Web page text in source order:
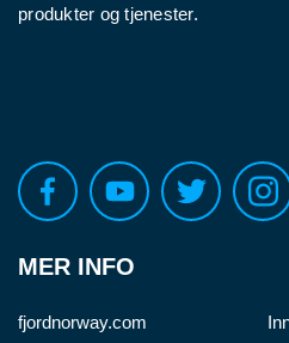
produkter og tjenester.
MER INFO
fjordnorway.com